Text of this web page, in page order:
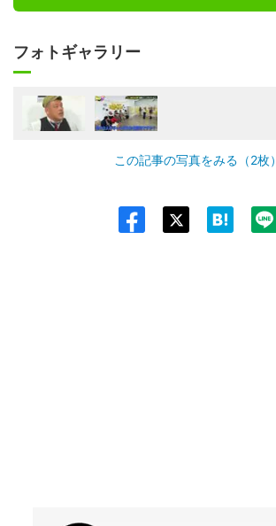
フォトギャラリー
この記事の写真をみる（2枚）